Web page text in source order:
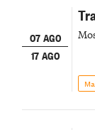
07 AGO
17 AGO